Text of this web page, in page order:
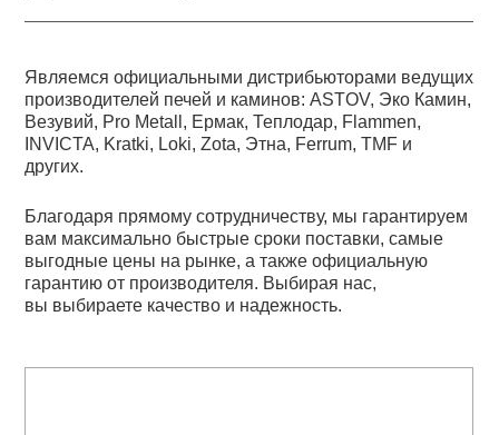
Являемся официальными дистрибьюторами ведущих
производителей печей и каминов: ASTOV, Эко Камин,
Везувий, Pro Metall, Ермак, Теплодар, Flammen,
INVICTA, Kratki, Loki, Zota, Этна, Ferrum, TMF и
других.
Благодаря прямому сотрудничеству, мы гарантируем
вам максимально быстрые сроки поставки, самые
выгодные цены на рынке, а также официальную
гарантию от производителя. Выбирая нас,
вы выбираете качество и надежность.